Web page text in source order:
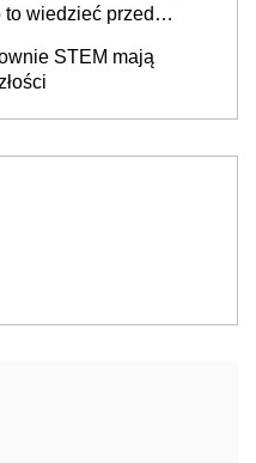
to wiedzieć przed
STEM mają